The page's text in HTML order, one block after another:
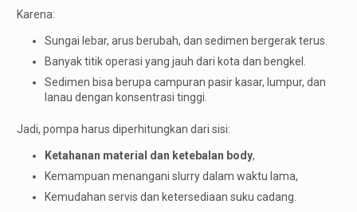
Karena:
Sungai lebar, arus berubah, dan sedimen bergerak terus.
Banyak titik operasi yang jauh dari kota dan bengkel.
Sedimen bisa berupa campuran pasir kasar, lumpur, dan
lanau dengan konsentrasi tinggi.
Jadi, pompa harus diperhitungkan dari sisi:
Ketahanan material dan ketebalan body,
Kemampuan menangani slurry dalam waktu lama,
Kemudahan servis dan ketersediaan suku cadang.